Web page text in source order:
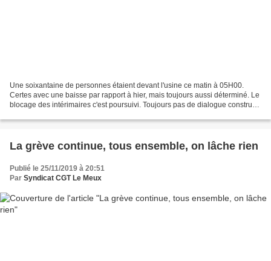
Une soixantaine de personnes étaient devant l'usine ce matin à 05H00.
Certes avec une baisse par rapport à hier, mais toujours aussi déterminé. Le
blocage des intérimaires c'est poursuivi. Toujours pas de dialogue constructif
La grève continue, tous ensemble, on lâche rien
Publié le 25/11/2019 à 20:51
Par Syndicat CGT Le Meux